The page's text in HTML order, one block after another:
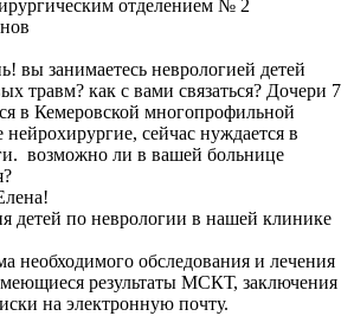
отделением № 2
вы занимаетесь неврологией детей
травм? как с вами связаться? Дочери 7
в Кемеровской многопрофильной
сейчас нуждается в
возможно ли в вашей больнице
детей по неврологии в нашей клинике
необходимого обследования и лечения
результаты МСКТ, заключения
на электронную почту.